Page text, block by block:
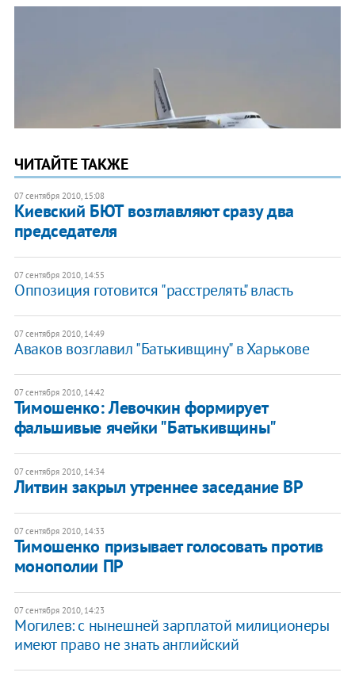
ЧИТАЙТЕ ТАКЖЕ
07 сентября 2010, 15:08
Киевский БЮТ возглавляют сразу два
председателя
07 сентября 2010, 14:55
Оппозиция готовится "расстрелять" власть
07 сентября 2010, 14:49
Аваков возглавил "Батькивщину" в Харькове
07 сентября 2010, 14:42
Тимошенко: Левочкин формирует
фальшивые ячейки "Батькивщины"
07 сентября 2010, 14:34
Литвин закрыл утреннее заседание ВР
07 сентября 2010, 14:33
Тимошенко призывает голосовать против
монополии ПР
07 сентября 2010, 14:23
Могилев: с нынешней зарплатой милиционеры
имеют право не знать английский